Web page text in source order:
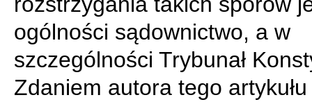
ogólności sądownictwo, a w
szczególności Trybunał
Zdaniem autora tego